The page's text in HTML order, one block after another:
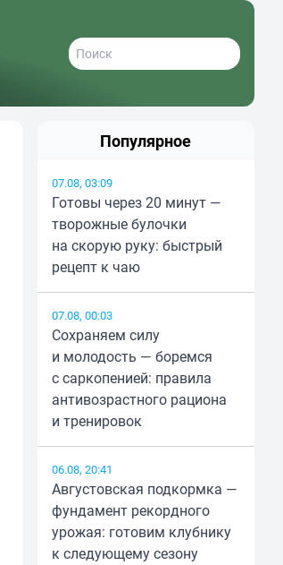
Популярное
07.08, 03:09
Готовы через 20 минут —
творожные булочки
на скорую руку: быстрый
рецепт к чаю
07.08, 00:03
Сохраняем силу
и молодость — боремся
с саркопенией: правила
антивозрастного рациона
и тренировок
06.08, 20:41
Августовская подкормка —
фундамент рекордного
урожая: готовим клубнику
к следующему сезону